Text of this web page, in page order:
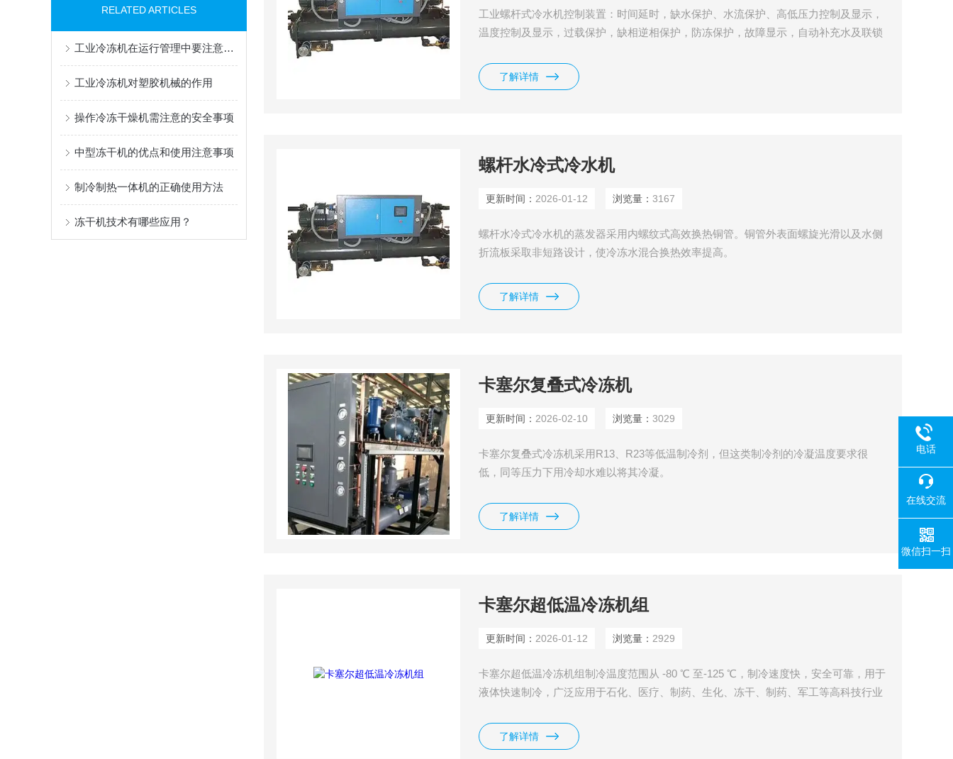
RELATED ARTICLES
工业冷冻机在运行管理中要注意以下几点
工业冷冻机对塑胶机械的作用
操作冷冻干燥机需注意的安全事项
中型冻干机的优点和使用注意事项
制冷制热一体机的正确使用方法
冻干机技术有哪些应用？
工业螺杆式冷水机控制装置：时间延时，缺水保护、水流保护、高低压力控制及显示，
温度控制及显示，过载保护，缺相逆相保护，防冻保护，故障显示，自动补充水及联锁
了解详情
螺杆水冷式冷水机
更新时间： 2026-01-12 浏览量：3167
螺杆水冷式冷水机的蒸发器采用内螺纹式高效换热铜管。铜管外表面螺旋光滑以及水侧
折流板采取非短路设计，使冷冻水混合换热效率提高。
了解详情
卡塞尔复叠式冷冻机
更新时间： 2026-02-10 浏览量：3029
卡塞尔复叠式冷冻机采用R13、R23等低温制冷剂，但这类制冷剂的冷凝温度要求很
低，同等压力下用冷却水难以将其冷凝。
了解详情
卡塞尔超低温冷冻机组
更新时间： 2026-01-12 浏览量： 2929
卡塞尔超低温冷冻机组制冷温度范围从 -80 ℃ 至-125 ℃，制冷速度快，安全可靠，用于
液体快速制冷，广泛应用于石化、医疗、制药、生化、冻干、制药、军工等高科技行业
了解详情
电话
在线交流
微信扫一扫